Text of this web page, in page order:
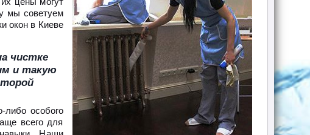
мы советуем
окон в Киеве
чистке
и такую
либо особого
всего для